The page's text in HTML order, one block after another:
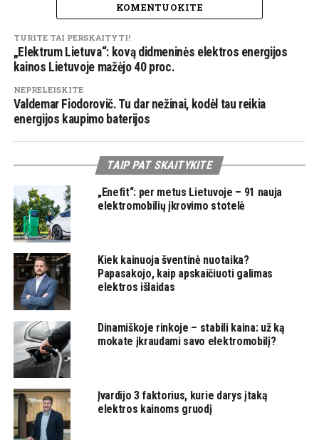
KOMENTUOKITE
TURITE TAI PERSKAITYTI!
„Elektrum Lietuva“: kovą didmeninės elektros energijos
kainos Lietuvoje mažėjo 40 proc.
NEPRELEISKITE
Valdemar Fiodorovič. Tu dar nežinai, kodėl tau reikia
energijos kaupimo baterijos
TAIP PAT SKAITYKITE
„Enefit“: per metus Lietuvoje – 91 nauja
elektromobilių įkrovimo stotelė
Kiek kainuoja šventinė nuotaika?
Papasakojo, kaip apskaičiuoti galimas
elektros išlaidas
Dinamiškoje rinkoje – stabili kaina: už ką
mokate įkraudami savo elektromobilį?
Įvardijo 3 faktorius, kurie darys įtaką
elektros kainoms gruodį